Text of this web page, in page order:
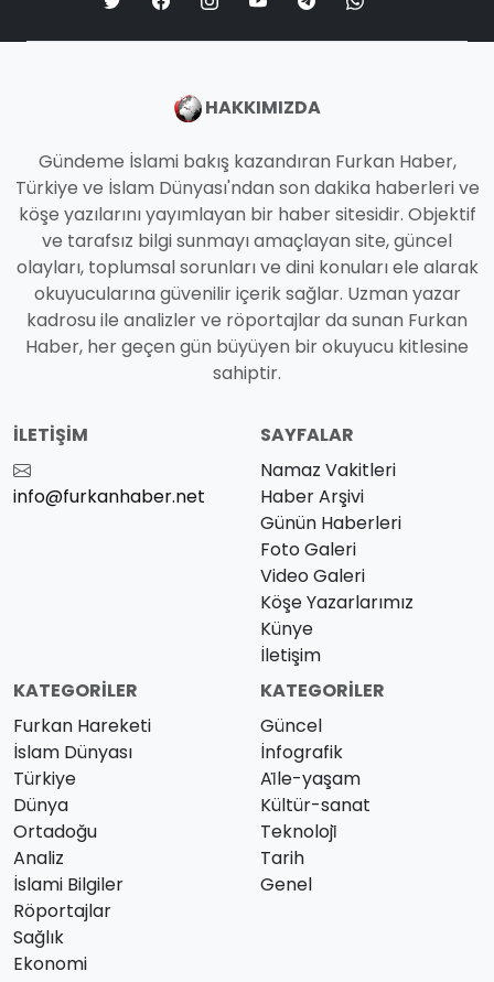
HAKKIMIZDA
Gündeme İslami bakış kazandıran Furkan Haber,
Türkiye ve İslam Dünyası'ndan son dakika haberleri ve
köşe yazılarını yayımlayan bir haber sitesidir. Objektif
ve tarafsız bilgi sunmayı amaçlayan site, güncel
olayları, toplumsal sorunları ve dini konuları ele alarak
okuyucularına güvenilir içerik sağlar. Uzman yazar
kadrosu ile analizler ve röportajlar da sunan Furkan
Haber, her geçen gün büyüyen bir okuyucu kitlesine
sahiptir.
İLETIŞIM
info@furkanhaber.net
SAYFALAR
Namaz Vakitleri
Haber Arşivi
Günün Haberleri
Foto Galeri
Video Galeri
Köşe Yazarlarımız
Künye
İletişim
KATEGORILER
Furkan Hareketi
İslam Dünyası
Türkiye
Dünya
Ortadoğu
Analiz
İslami Bilgiler
Röportajlar
Sağlık
Ekonomi
KATEGORILER
Güncel
İnfografik
Ai̇le-yaşam
Kültür-sanat
Teknoloji̇
Tarih
Genel